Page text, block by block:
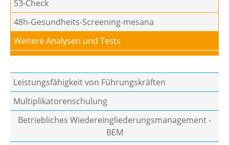
S3-Check
48h-Gesundheits-Screening-mesana
Weitere Analysen und Tests
Leistungsfähigkeit von Führungskräften
Multiplikatorenschulung
Betriebliches Wiedereingliederungsmanagement -
BEM